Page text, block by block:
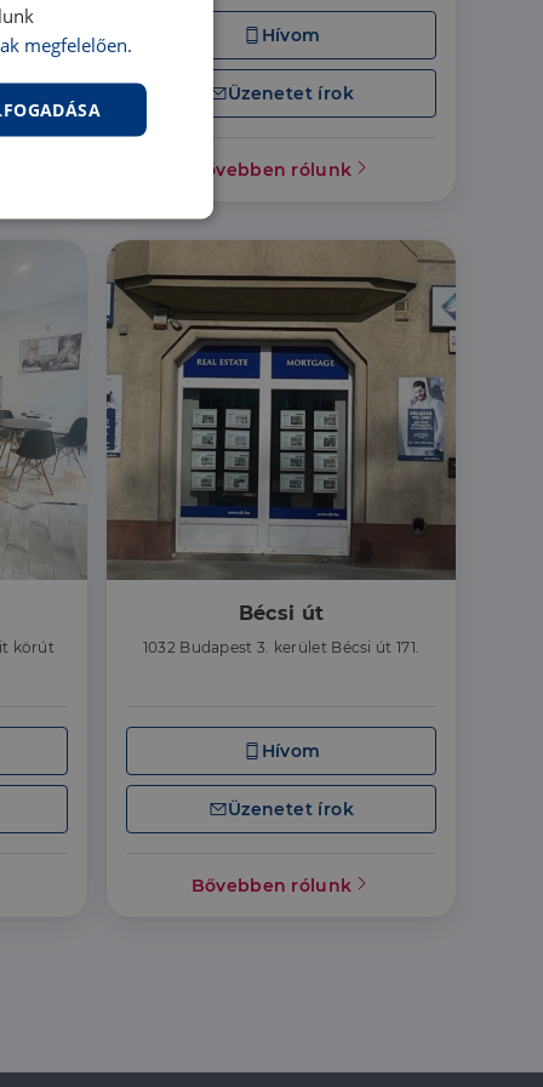
Hívom
Üzenetet írok
Bővebben rólunk
körút
Bécsi út
1032 Budapest 3. kerület Bécsi út 171.
Hívom
Üzenetet írok
Bővebben rólunk
megfelelően.
és a
való
látogatói cookie-
a Cookie-
Ez a
minden
hogy a
valós
amelyet a
hogy a tárolt